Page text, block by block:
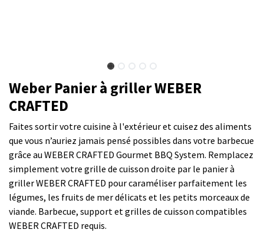
Weber Panier à griller WEBER
CRAFTED
Faites sortir votre cuisine à l'extérieur et cuisez des aliments
que vous n’auriez jamais pensé possibles dans votre barbecue
grâce au WEBER CRAFTED Gourmet BBQ System. Remplacez
simplement votre grille de cuisson droite par le panier à
griller WEBER CRAFTED pour caraméliser parfaitement les
légumes, les fruits de mer délicats et les petits morceaux de
viande. Barbecue, support et grilles de cuisson compatibles
WEBER CRAFTED requis.